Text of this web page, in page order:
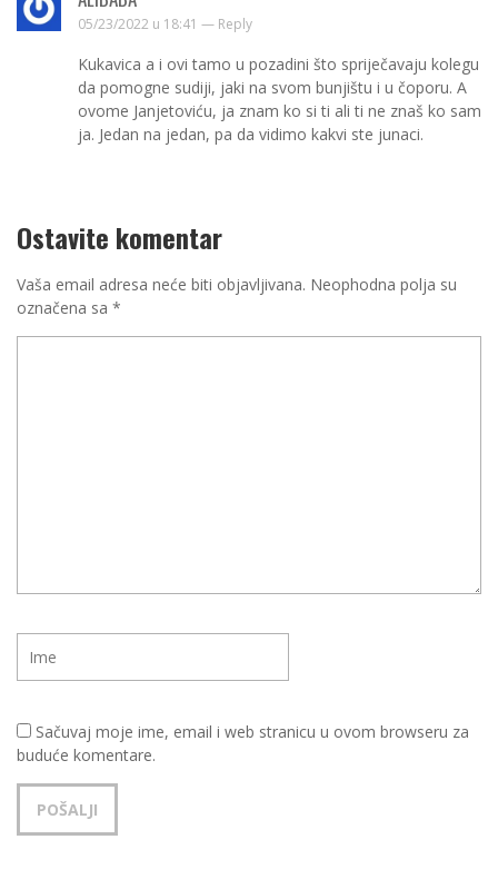
05/23/2022 u 18:41 — Reply
Kukavica a i ovi tamo u pozadini što spriječavaju kolegu
da pomogne sudiji, jaki na svom bunjištu i u čoporu. A
ovome Janjetoviću, ja znam ko si ti ali ti ne znaš ko sam
ja. Jedan na jedan, pa da vidimo kakvi ste junaci.
Ostavite komentar
Vaša email adresa neće biti objavljivana. Neophodna polja su
označena sa *
Sačuvaj moje ime, email i web stranicu u ovom browseru za
buduće komentare.